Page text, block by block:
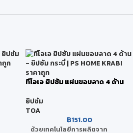
ทีโอเอ ยิปซัม แผ่นขอบลาด 4 ด้าน
ยิปซัม
TOA
฿151.00
ด้วยเทคโนโลยีการผลิตจาก